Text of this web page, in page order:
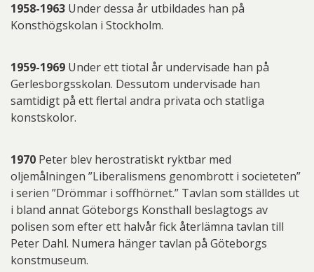
1958-1963 Under dessa år utbildades han på
Konsthögskolan i Stockholm.
1959-1969 Under ett tiotal år undervisade han på
Gerlesborgsskolan. Dessutom undervisade han
samtidigt på ett flertal andra privata och statliga
konstskolor.
1970 Peter blev herostratiskt ryktbar med
oljemålningen ”Liberalismens genombrott i societeten”
i serien ”Drömmar i soffhörnet.” Tavlan som ställdes ut
i bland annat Göteborgs Konsthall beslagtogs av
polisen som efter ett halvår fick återlämna tavlan till
Peter Dahl. Numera hänger tavlan på Göteborgs
konstmuseum.